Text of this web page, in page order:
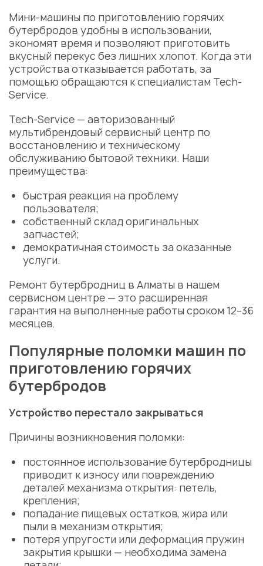
Мини-машины по приготовлению горячих
бутербродов удобны в использовании,
экономят время и позволяют приготовить
вкусный перекус без лишних хлопот. Когда эти
устройства отказывается работать, за
помощью обращаются к специалистам Tech-
Service.
Tech-Service — авторизованный
мультибрендовый сервисный центр по
восстановлению и техническому
обслуживанию бытовой техники. Наши
преимущества:
быстрая реакция на проблему
пользователя;
собственный склад оригинальных
запчастей;
демократичная стоимость за оказанные
услуги.
Ремонт бутербродниц в Алматы в нашем
сервисном центре — это расширенная
гарантия на выполненные работы сроком 12–36
месяцев.
Популярные поломки машин по
приготовлению горячих
бутербродов
Устройство перестало закрываться
Причины возникновения поломки:
постоянное использование бутербродницы
приводит к износу или повреждению
деталей механизма открытия: петель,
крепления;
попадание пищевых остатков, жира или
пыли в механизм открытия;
потеря упругости или деформация пружин
закрытия крышки — необходима замена